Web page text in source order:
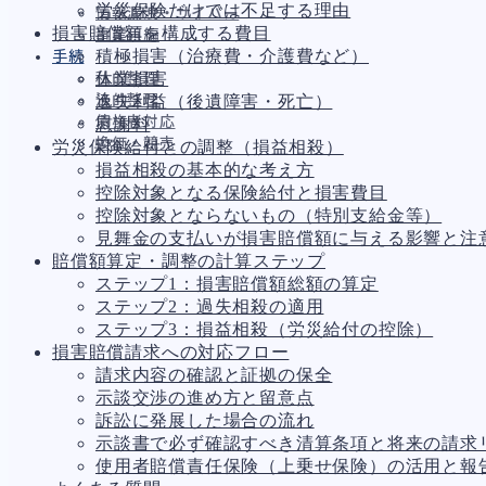
情報漏洩・サイバー
事業再編
手続
私的整理
法的整理
債権者対応
換価・競売
696
資金繰り193
融資308
資産売却195
1,098
差押・強制執行231
法令違反・行政処分317
訴訟・不正279
損害賠償・知的財産271
157
ガバナンス90
再建準備67
労災保険だけでは不足する理由
損害賠償額を構成する費目
積極損害（治療費・介護費など）
休業損害
逸失利益（後遺障害・死亡）
慰謝料
労災保険給付との調整（損益相殺）
損益相殺の基本的な考え方
控除対象となる保険給付と損害費目
控除対象とならないもの（特別支給金等）
見舞金の支払いが損害賠償額に与える影響と注
賠償額算定・調整の計算ステップ
ステップ1：損害賠償額総額の算定
ステップ2：過失相殺の適用
ステップ3：損益相殺（労災給付の控除）
損害賠償請求への対応フロー
請求内容の確認と証拠の保全
示談交渉の進め方と留意点
訴訟に発展した場合の流れ
示談書で必ず確認すべき清算条項と将来の請求
使用者賠償責任保険（上乗せ保険）の活用と報